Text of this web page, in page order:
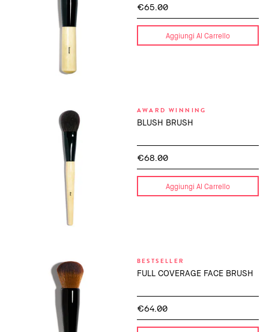
€65.00
Aggiungi Al Carrello
AWARD WINNING
BLUSH BRUSH
€68.00
Aggiungi Al Carrello
BESTSELLER
FULL COVERAGE FACE BRUSH
€64.00